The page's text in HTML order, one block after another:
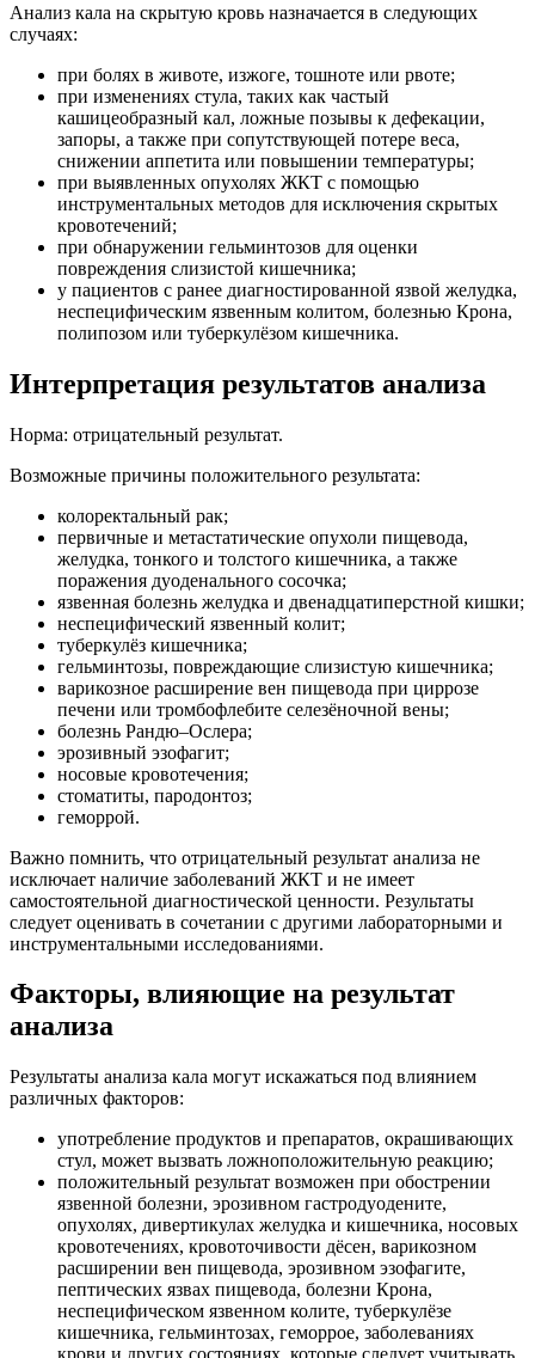
Анализ кала на скрытую кровь назначается в следующих
случаях:
при болях в животе, изжоге, тошноте или рвоте;
при изменениях стула, таких как частый
кашицеобразный кал, ложные позывы к дефекации,
запоры, а также при сопутствующей потере веса,
снижении аппетита или повышении температуры;
при выявленных опухолях ЖКТ с помощью
инструментальных методов для исключения скрытых
кровотечений;
при обнаружении гельминтозов для оценки
повреждения слизистой кишечника;
у пациентов с ранее диагностированной язвой желудка,
неспецифическим язвенным колитом, болезнью Крона,
полипозом или туберкулёзом кишечника.
Интерпретация результатов анализа
Норма: отрицательный результат.
Возможные причины положительного результата:
колоректальный рак;
первичные и метастатические опухоли пищевода,
желудка, тонкого и толстого кишечника, а также
поражения дуоденального сосочка;
язвенная болезнь желудка и двенадцатиперстной кишки;
неспецифический язвенный колит;
туберкулёз кишечника;
гельминтозы, повреждающие слизистую кишечника;
варикозное расширение вен пищевода при циррозе
печени или тромбофлебите селезёночной вены;
болезнь Рандю–Ослера;
эрозивный эзофагит;
носовые кровотечения;
стоматиты, пародонтоз;
геморрой.
Важно помнить, что отрицательный результат анализа не
исключает наличие заболеваний ЖКТ и не имеет
самостоятельной диагностической ценности. Результаты
следует оценивать в сочетании с другими лабораторными и
инструментальными исследованиями.
Факторы, влияющие на результат
анализа
Результаты анализа кала могут искажаться под влиянием
различных факторов:
употребление продуктов и препаратов, окрашивающих
стул, может вызвать ложноположительную реакцию;
положительный результат возможен при обострении
язвенной болезни, эрозивном гастродуодените,
опухолях, дивертикулах желудка и кишечника, носовых
кровотечениях, кровоточивости дёсен, варикозном
расширении вен пищевода, эрозивном эзофагите,
пептических язвах пищевода, болезни Крона,
неспецифическом язвенном колите, туберкулёзе
кишечника, гельминтозах, геморрое, заболеваниях